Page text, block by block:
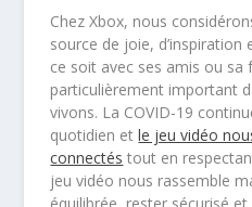
Chez Xbox, nous
source de joie,
ce soit avec ses amis ou
particulièrement important
vivons. La COVID-19
quotidien etle jeu vidéo
connectés tout en
jeu vidéo nous rassemble